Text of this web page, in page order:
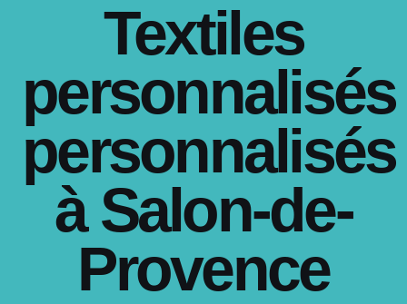
Textiles
personnalisés
personnalisés
à Salon-de-
Provence